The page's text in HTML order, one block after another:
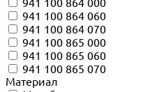
941 100 864 000
941 100 864 060
941 100 864 070
941 100 865 000
941 100 865 060
941 100 865 070
Материал